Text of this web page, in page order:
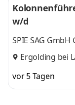
w/d
SPIE SAG
Ergolding bei
vor 5 Tagen